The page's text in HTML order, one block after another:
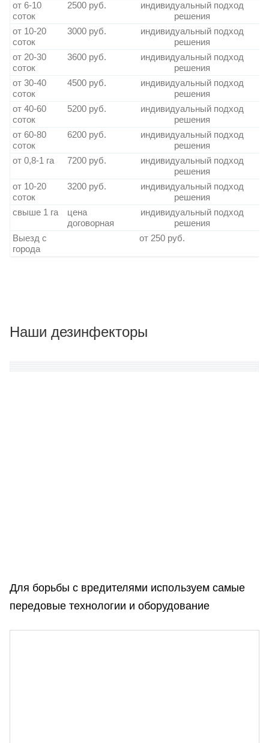
от 6-10
соток
2500 руб.
индивидуальный подход
решения
от 10-20
соток
3000 руб.
индивидуальный подход
решения
от 20-30
соток
3600 руб.
индивидуальный подход
решения
от 30-40
соток
4500 руб.
индивидуальный подход
решения
от 40-60
соток
5200 руб.
индивидуальный подход
решения
от 60-80
соток
6200 руб.
индивидуальный подход
решения
от 0,8-1 га
7200 руб.
индивидуальный подход
решения
от 10-20
соток
3200 руб.
индивидуальный подход
решения
свыше 1 га
цена
договорная
индивидуальный подход
решения
Выезд с
города
от 250 руб.
Наши дезинфекторы
Для борьбы с вредителями используем самые
передовые технологии и оборудование